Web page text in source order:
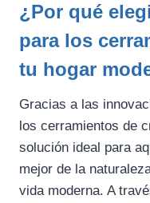
¿Por qué
para los
tu hogar
Gracias a las
los cerramientos de
solución ideal para
mejor de la
vida moderna. A